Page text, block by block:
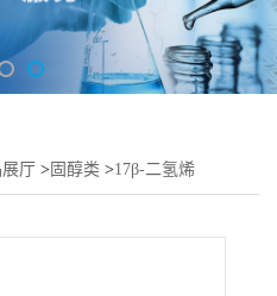
厅 > 固醇类 >17β-二氢烯